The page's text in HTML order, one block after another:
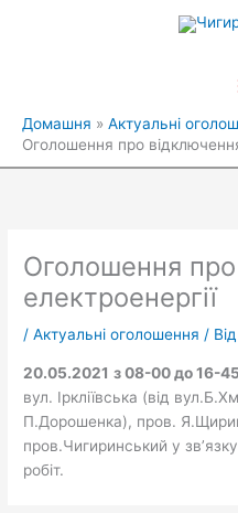
Домашня
Актуальні
Оголошення про
Оголошення
електроенергії
/Актуальні оголошення / Від
20.05.2021 з 08-00 до 16-45
вул. Іркліївська (від
П.Дорошенка), пров.
пров.Чигиринський у
робіт.